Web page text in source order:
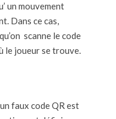
un mouvement
Dans ce cas,
scanne le code
le joueur se trouve.
faux code QR est